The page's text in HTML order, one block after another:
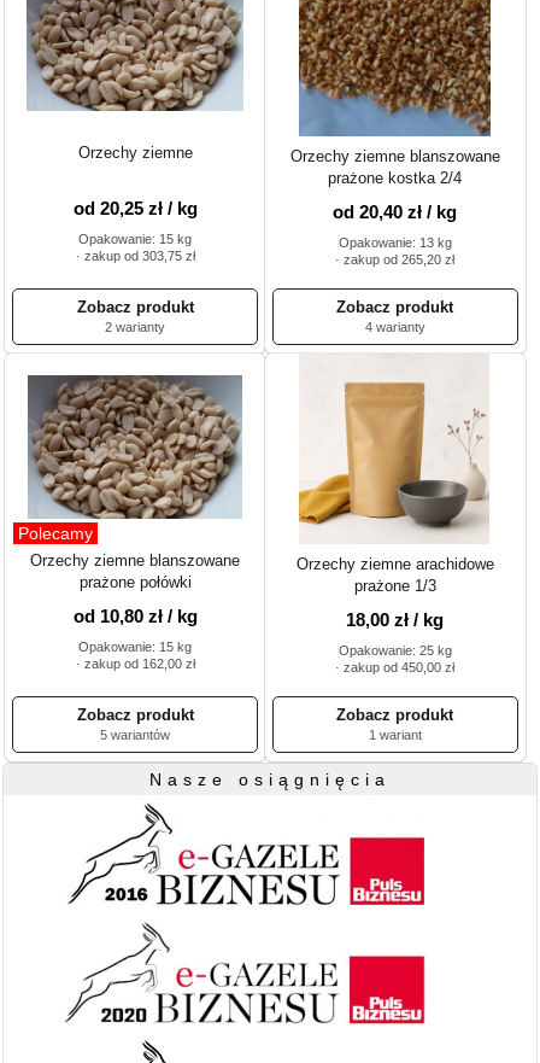
Orzechy ziemne
od 20,25 zł / kg
Opakowanie: 15 kg
· zakup od 303,75 zł
2 warianty
Orzechy ziemne blanszowane
prażone kostka 2/4
od 20,40 zł / kg
Opakowanie: 13 kg
· zakup od 265,20 zł
4 warianty
Polecamy
Orzechy ziemne blanszowane
prażone połówki
od 10,80 zł / kg
Opakowanie: 15 kg
· zakup od 162,00 zł
5 wariantów
Orzechy ziemne arachidowe
prażone 1/3
18,00 zł / kg
Opakowanie: 25 kg
· zakup od 450,00 zł
1 wariant
Nasze osiągnięcia